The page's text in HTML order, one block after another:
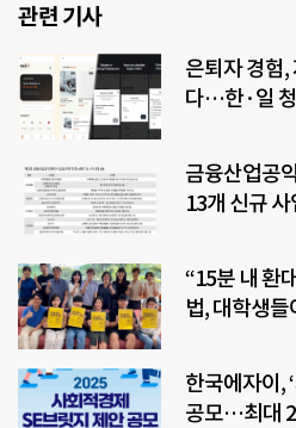
관련 기사
은퇴자 경험,
다…한·일
금융산업공
13개 신규 사
“15분 내 환
법, 대학생
한국에자이,
공모…최대